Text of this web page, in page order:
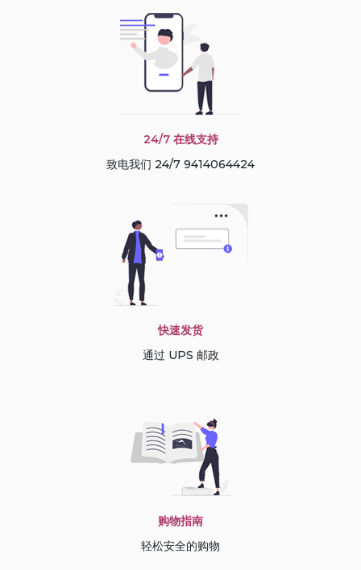
24/7 在线支持
致电我们 24/7 9414064424
快速发货
通过 UPS 邮政
购物指南
轻松安全的购物